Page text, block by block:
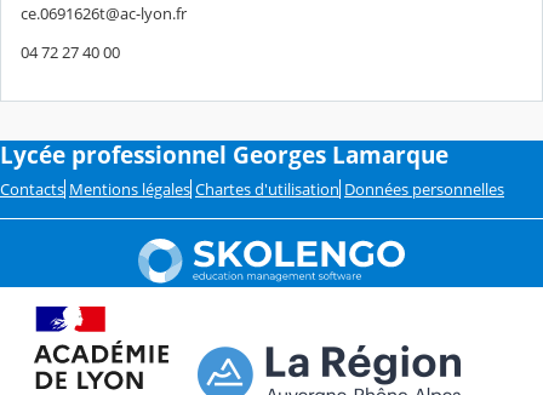
ce.0691626t@ac-lyon.fr
04 72 27 40 00
Lycée professionnel Georges Lamarque
Contacts Mentions légales Chartes d'utilisation Données personnelles